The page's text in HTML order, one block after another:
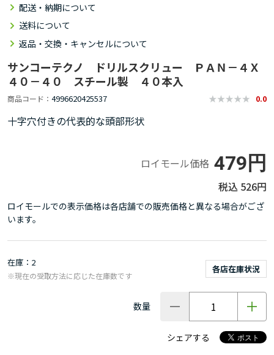
配送・納期について
送料について
返品・交換・キャンセルについて
サンコーテクノ ドリルスクリュー ＰＡＮ－４Ｘ
４０－４０ スチール製 ４０本入
商品コード 4996620425537 0.0
十字穴付きの代表的な頭部形状
ロイモール価格 479円
526円
ロイモールでの表示価格は各店舗での販売価格と異なる場合がござ
います。
在庫 2
各店在庫状況
※現在の受取方法に応じた在庫数です
数量
シェアする